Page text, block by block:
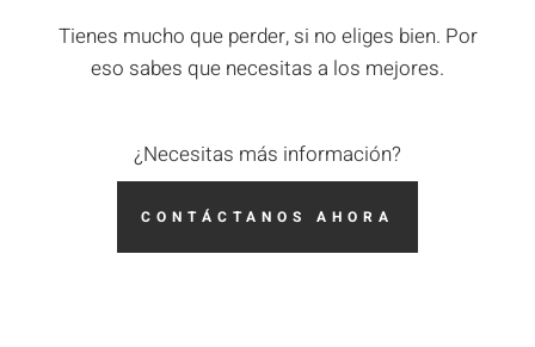
Tienes mucho que perder, si no eliges bien. Por
eso sabes que necesitas a los mejores.
¿Necesitas más información?
CONTÁCTANOS AHORA